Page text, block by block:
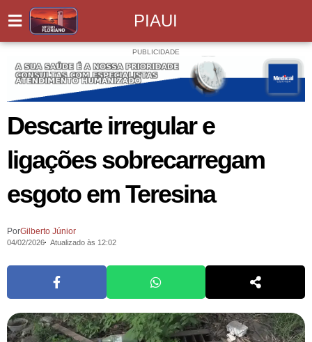
PIAUI
PUBLICIDADE
Descarte irregular e
ligações sobrecarregam
esgoto em Teresina
PorGilberto Júnior
04/02/2026 Atualizado às 12:02